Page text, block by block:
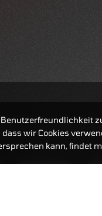
wir Cookies
kann, findet